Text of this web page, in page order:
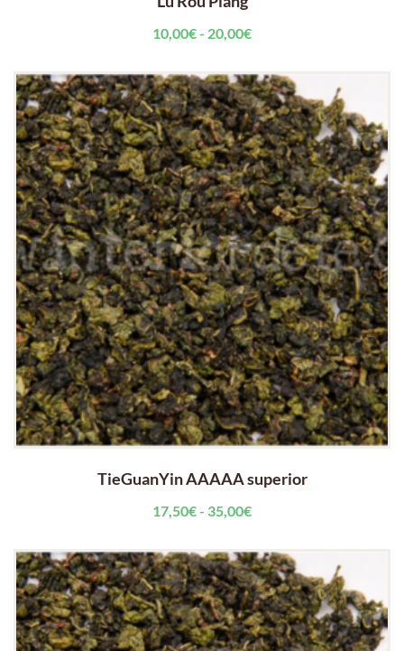
10,00€- 20,00€Rango
precios:
desde
10,00€
hasta
20,00€
TieGuanYin AAAAA superior
17,50€- 35,00€Rango
precios:
desde
17,50€
hasta
35,00€